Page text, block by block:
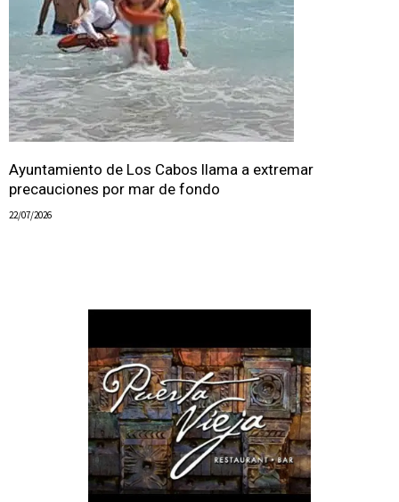
Ayuntamiento de Los Cabos llama a extremar
precauciones por mar de fondo
22/07/2026